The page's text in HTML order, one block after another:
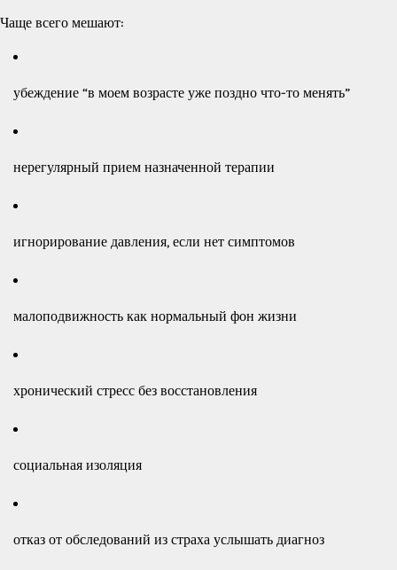
Чаще всего мешают:
убеждение “в моем возрасте уже поздно что-то менять”
нерегулярный прием назначенной терапии
игнорирование давления, если нет симптомов
малоподвижность как нормальный фон жизни
хронический стресс без восстановления
социальная изоляция
отказ от обследований из страха услышать диагноз